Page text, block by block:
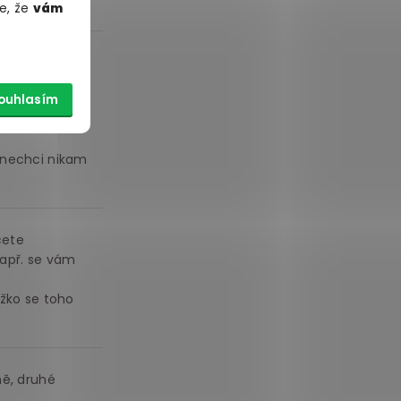
že vám
jsem lak
poté
nikam
se vám
se toho
druhé